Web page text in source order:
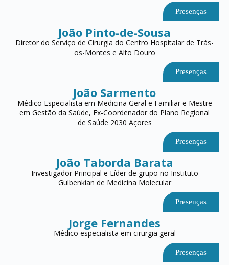
Presenças
João Pinto-de-Sousa
Diretor do Serviço de Cirurgia do Centro Hospitalar de Trás-
os-Montes e Alto Douro
Presenças
João Sarmento
Médico Especialista em Medicina Geral e Familiar e Mestre
em Gestão da Saúde, Ex-Coordenador do Plano Regional
de Saúde 2030 Açores
Presenças
João Taborda Barata
Investigador Principal e Líder de grupo no Instituto
Gulbenkian de Medicina Molecular
Presenças
Jorge Fernandes
Médico especialista em cirurgia geral
Presenças